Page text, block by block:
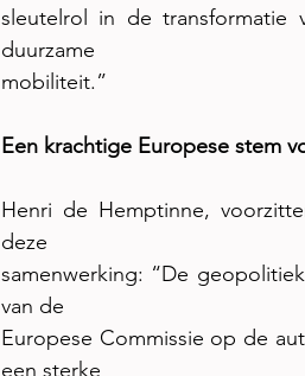
sleutelrol in de transformatie
duurzame
mobiliteit.”
Een krachtige Europese stem
Henri de Hemptinne,
deze
samenwerking: “De
van de
Europese Commissie op de
een sterke